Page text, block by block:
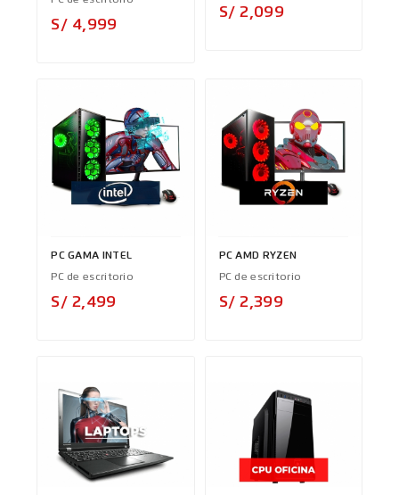
S/ 4,999
S/ 2,099
PC GAMA INTEL
PC de escritorio
S/ 2,499
PC AMD RYZEN
PC de escritorio
S/ 2,399